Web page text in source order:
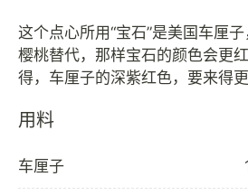
这个点心所用“宝石”是美国车厘
樱桃替代，那样宝石的颜色会更
用料
车厘子